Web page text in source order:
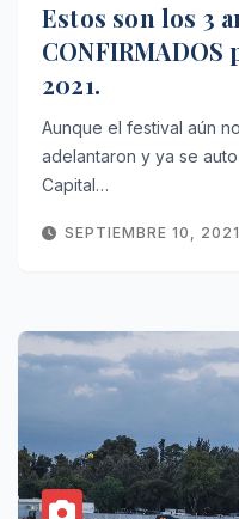
Estos son los 3
2021.
Aunque el festival aún
adelantaron y ya se
Capital…
SEPTIEMBRE 10, 2021